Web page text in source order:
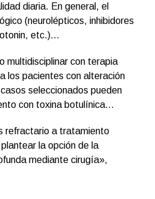
diaria. En general, el
(neurolépticos, inhibidores
etc.)…
multidisciplinar con terapia
los pacientes con alteración
seleccionados pueden
con toxina botulínica…
refractario a tratamiento
la opción de la
mediante cirugía»,